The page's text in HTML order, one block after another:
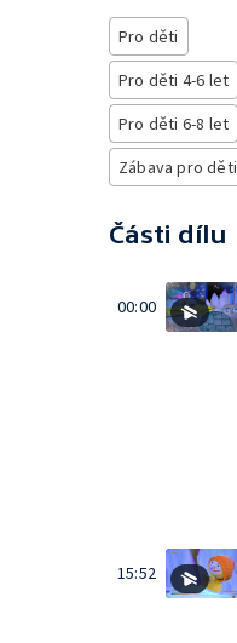
Pro děti
Pro děti 4-6 let
Pro děti 6-8 let
Zábava pro děti
Části dílu
00:00
15:52